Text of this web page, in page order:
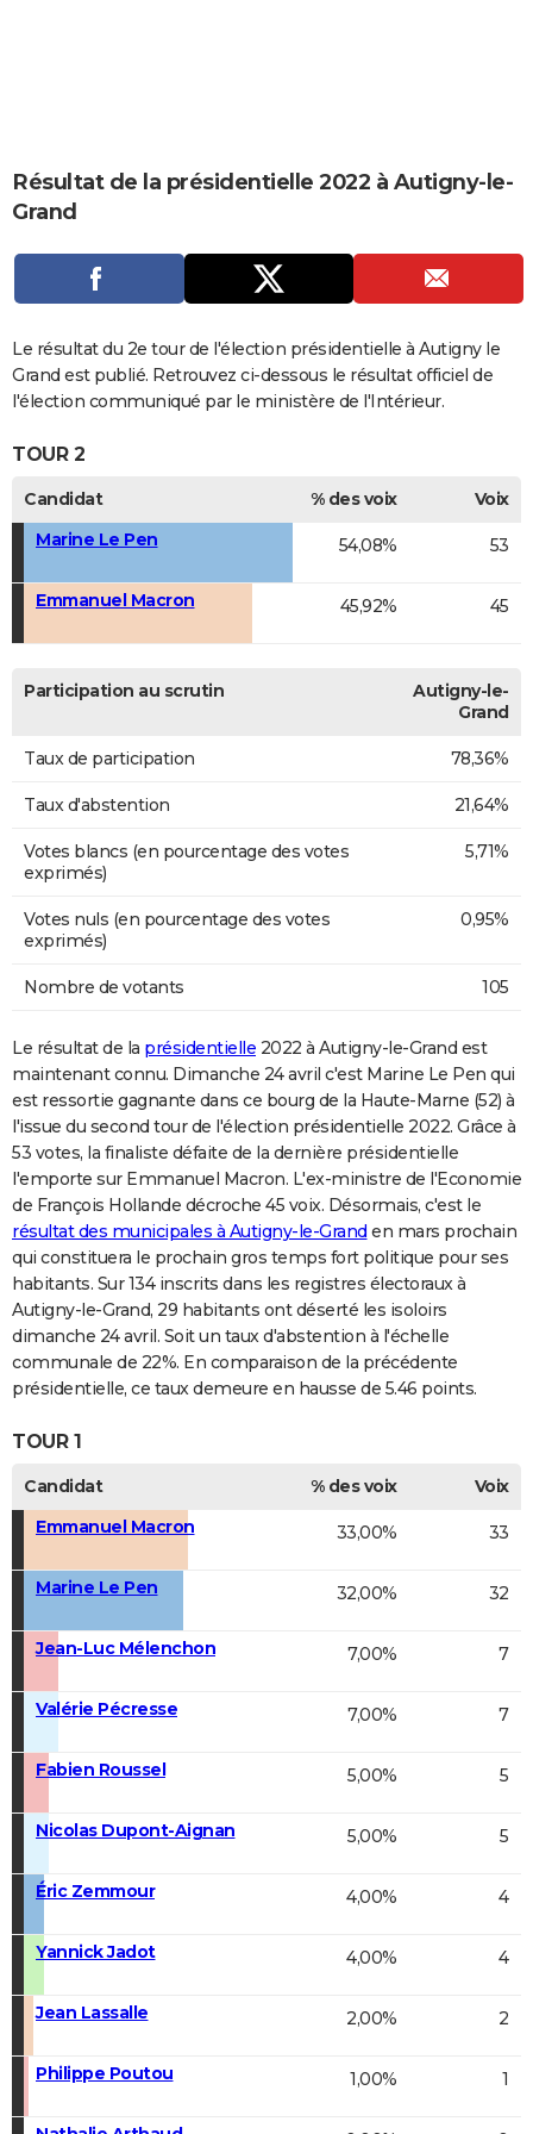
CARTE DE VOEUX
Carte de Noël
Carte Bonne année
Carte Saint-Valentin
Carte Pâques
Carte d'anniversaire
DICTIONNAIRE
Dictionnaire
Biographies
Expressions
Proverbes
PROGRAMME TV
S'inscrire
Se connecter
Lycées
Collèges
Primaires
Universités
Entreprises
Service militaire
Avis de recherche
AVIS DE DÉCÈS
Bricolage
Lifestyle
Culture
Sport
Auto
Television
Voyage
Cinema
Résultat de la présidentielle 2022 à Autigny-le-
Grand
Le résultat du 2e tour de l'élection présidentielle à Autigny le
Grand est publié. Retrouvez ci-dessous le résultat officiel de
l'élection communiqué par le ministère de l'Intérieur.
TOUR 2
Candidat % des voix
Voix
Marine Le Pen
54,08% 53
Emmanuel Macron 45,92% 45
Participation au scrutin
Autigny-le-
Grand
Taux de participation 78,36%
Taux d'abstention 21,64%
Votes blancs (en pourcentage des votes
exprimés)
5,71%
Votes nuls (en pourcentage des votes
exprimés)
0,95%
Nombre de votants 105
Le résultat de la présidentielle 2022 à Autigny-le-Grand est
maintenant connu. Dimanche 24 avril c'est Marine Le Pen qui
est ressortie gagnante dans ce bourg de la Haute-Marne (52) à
l'issue du second tour de l'élection présidentielle 2022. Grâce à
53 votes, la finaliste défaite de la dernière présidentielle
l'emporte sur Emmanuel Macron. L'ex-ministre de l'Economie
de François Hollande décroche 45 voix. Désormais, c'est le
résultat des municipales à Autigny-le-Grand en mars prochain
qui constituera le prochain gros temps fort politique pour ses
habitants. Sur 134 inscrits dans les registres électoraux à
Autigny-le-Grand, 29 habitants ont déserté les isoloirs
dimanche 24 avril. Soit un taux d'abstention à l'échelle
communale de 22%. En comparaison de la précédente
présidentielle, ce taux demeure en hausse de 5.46 points.
TOUR 1
Candidat % des voix
Voix
Emmanuel Macron
33,00% 33
Marine Le Pen 32,00% 32
Jean-Luc Mélenchon 7,00% 7
Valérie Pécresse 7,00% 7
Fabien Roussel 5,00% 5
Nicolas Dupont-Aignan 5,00% 5
Éric Zemmour 4,00% 4
Yannick Jadot 4,00% 4
Jean Lassalle 2,00% 2
Philippe Poutou 1,00% 1